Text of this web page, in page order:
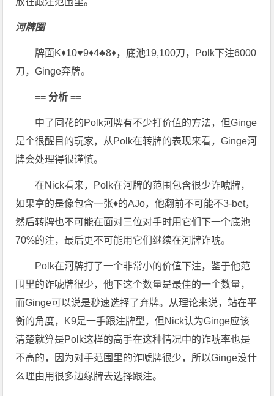
河牌圈
牌面K♦10♥9♦4♣8♦，底池19,100刀，Polk下注6000
刀，Ginge弃牌。
== 分析 ==
中了同花的Polk河牌有不少打价值的方法，但Ginge
是个很醒目的玩家，从Polk在转牌的表现来看，Ginge河
牌会处理得很谨慎。
在Nick看来，Polk在河牌的范围包含很少诈唬牌，
如果拿的是像包含一张♦的AJo，他翻前不可能不3-bet，
然后转牌也不可能在面对三位对手时用它们下一个底池
70%的注，最后更不可能用它们继续在河牌诈唬。
Polk在河牌打了一个非常小的价值下注，鉴于他范
围里的诈唬牌很少，他下这个数量是最佳的一个数量，
而Ginge可以说是秒速选择了弃牌。从理论来说，站在平
衡的角度，K9是一手跟注牌型，但Nick认为Ginge应该
清楚就算是Polk这样的高手在这种情况中的诈唬率也是
不高的，因为对手范围里的诈唬牌很少，所以Ginge没什
么理由用很多边缘牌去选择跟注。